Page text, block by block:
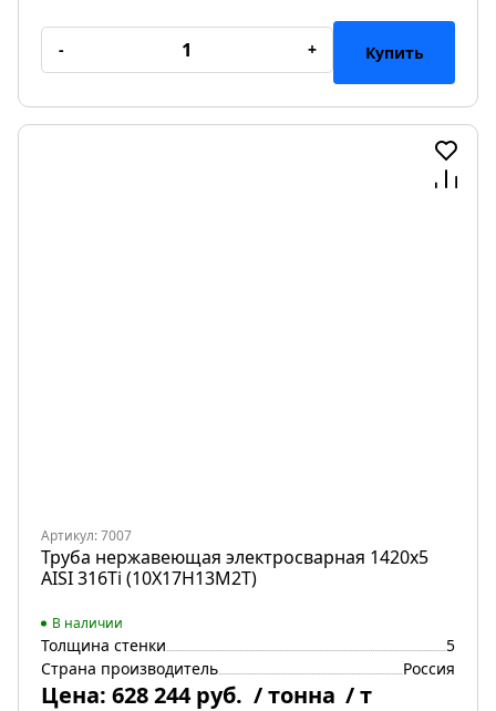
- + Купить
Артикул: 7007
Труба нержавеющая электросварная 1420х5
AISI 316Ti (10Х17Н13М2Т)
В наличии
Толщина стенки
5
Страна производитель
Россия
Цена: 628 244 руб. / тонна / т